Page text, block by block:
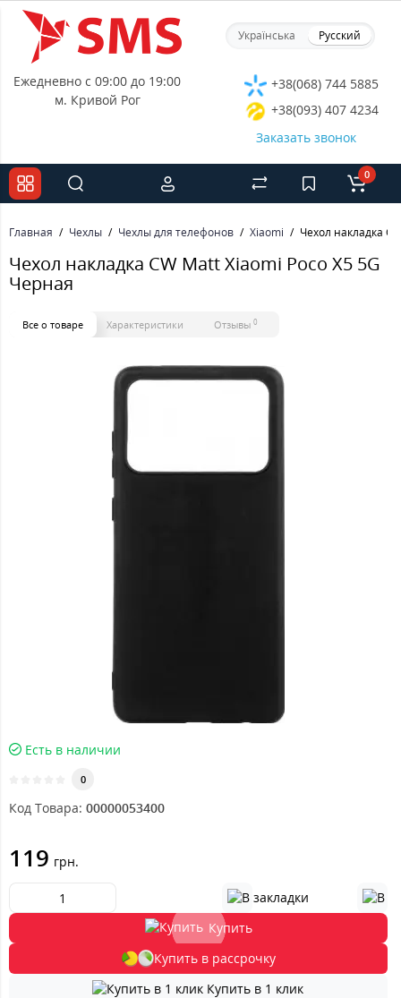
Українська Русский
Ежедневно с 09:00 до 19:00
м. Кривой Рог
+38(068) 744 5885
+38(093) 407 4234
Заказать звонок
0
Главная Чехлы Чехлы для телефонов Xiaomi Чехол накладка
Чехол накладка CW Matt Xiaomi Poco X5 5G
Черная
Все о товаре Характеристики Отзывы 0
Есть в наличии
0
Код Товара: 00000053400
119 грн.
Купить
Купить в рассрочку
Купить в 1 клик